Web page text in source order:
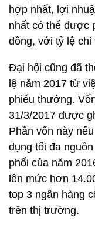
hợp nhất, lợi
nhất có thể được
đồng, với tỷ lệ chi
Đại hội cũng đã
lệ năm 2017 từ
phiếu thưởng.
31/3/2017 được
Phần vốn này
dụng tối đa
phối của năm
lên mức hơn
top 3 ngân hàng
trên thị trường.